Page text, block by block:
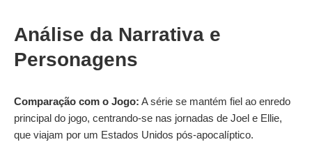
Análise da Narrativa e
Personagens
Comparação com o Jogo: A série se mantém fiel ao enredo
principal do jogo, centrando-se nas jornadas de Joel e Ellie,
que viajam por um Estados Unidos pós-apocalíptico.